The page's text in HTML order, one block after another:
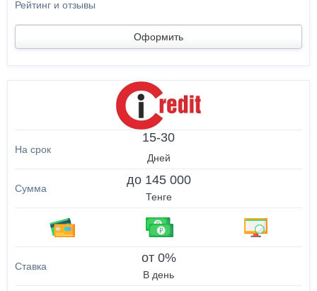
Оформить
15-30
Дней
до 145 000
Тенге
от 0%
В день